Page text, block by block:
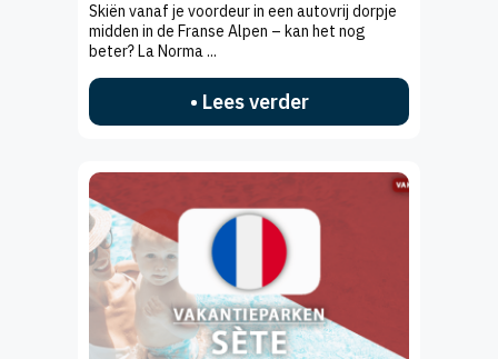
Skiën vanaf je voordeur in een autovrij dorpje
midden in de Franse Alpen – kan het nog
beter? La Norma ...
• Lees verder